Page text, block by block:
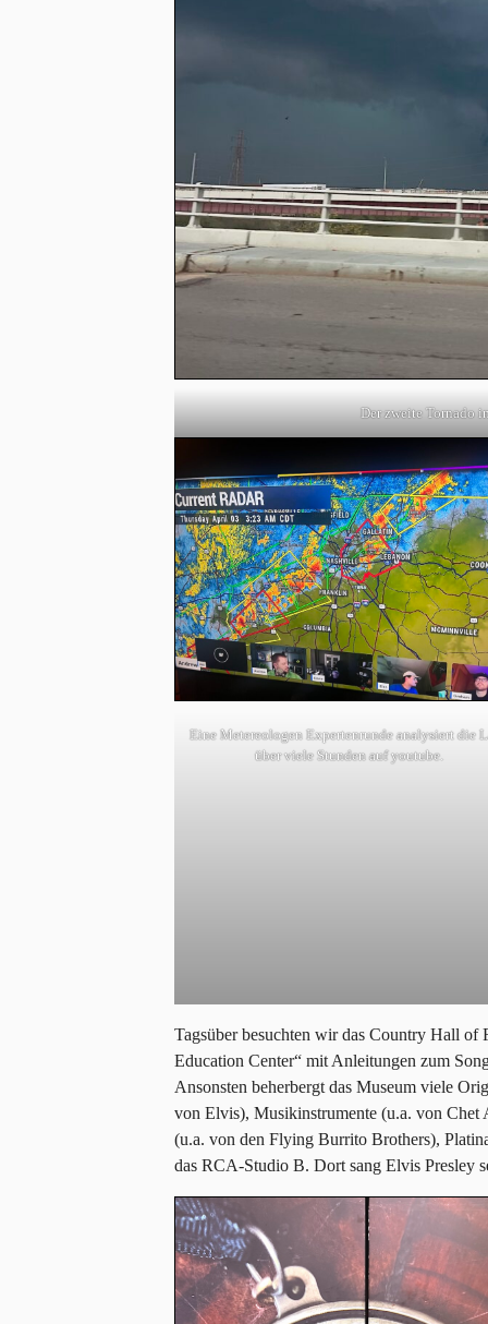
Der zweite Tornado
Eine Metereologen Expertenrunde analysiert die
über viele Stunden auf youtube.
Tagsüber besuchten wir das Country Hall
Education Center“ mit Anleitungen zum
Ansonsten beherbergt das Museum viele
von Elvis), Musikinstrumente (u.a. von
(u.a. von den Flying Burrito Brothers),
das RCA-Studio B. Dort sang Elvis Presley